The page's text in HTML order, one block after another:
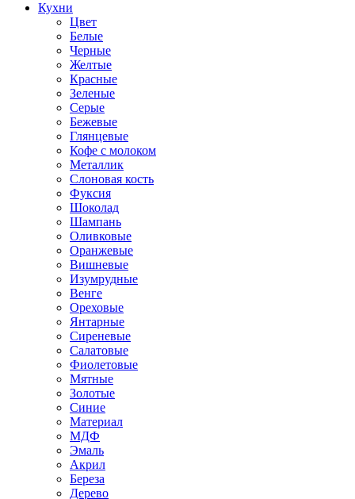
Кухни
Цвет
Белые
Черные
Желтые
Красные
Зеленые
Серые
Бежевые
Глянцевые
Кофе с молоком
Металлик
Слоновая кость
Фуксия
Шоколад
Шампань
Оливковые
Оранжевые
Вишневые
Изумрудные
Венге
Ореховые
Янтарные
Сиреневые
Салатовые
Фиолетовые
Мятные
Золотые
Синие
Материал
МДФ
Эмаль
Акрил
Береза
Дерево